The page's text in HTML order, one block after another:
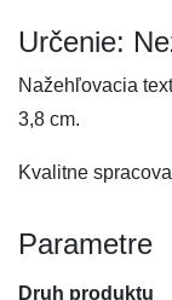
Určenie:
Nažehľovacia
3,8 cm.
Kvalitne
Parametre
Druh produktu